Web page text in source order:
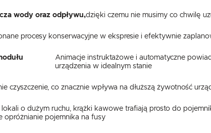
wody oraz odpływu,dzięki czemu nie musimy co chwilę
procesy konserwacyjne w ekspresie i efektywnie
Animacje instruktażowe i automatyczne
urządzenia w idealnym stanie
czyszczenie, co znacznie wpływa na dłuższą żywotność
o dużym ruchu, krążki kawowe trafiają prosto do
opróżnianie pojemnika na fusy
Możesz zmienić ustawienia cookies lub zaakceptować je
momencie możesz dokonać zmiany swoich ustawień.
przez nas usług.
podejmowane przez Ciebie działania w celu m.in. dostosowania Twoich
REGIONALNE